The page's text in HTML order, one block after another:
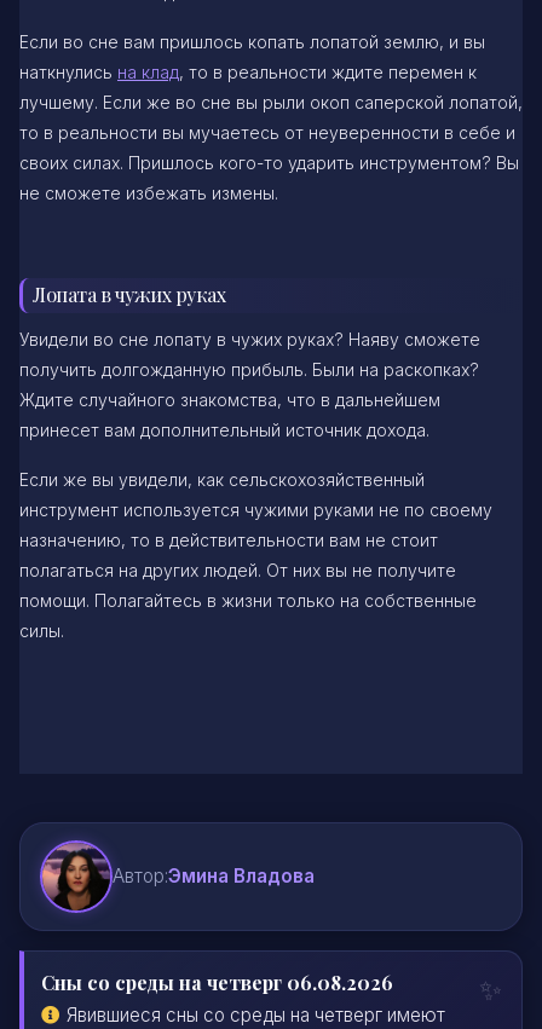
Если во сне вам пришлось копать лопатой землю, и вы
наткнулись на клад, то в реальности ждите перемен к
лучшему. Если же во сне вы рыли окоп саперской лопатой,
то в реальности вы мучаетесь от неуверенности в себе и
своих силах. Пришлось кого-то ударить инструментом? Вы
не сможете избежать измены.
Лопата в чужих руках
Увидели во сне лопату в чужих руках? Наяву сможете
получить долгожданную прибыль. Были на раскопках?
Ждите случайного знакомства, что в дальнейшем
принесет вам дополнительный источник дохода.
Если же вы увидели, как сельскохозяйственный
инструмент используется чужими руками не по своему
назначению, то в действительности вам не стоит
полагаться на других людей. От них вы не получите
помощи. Полагайтесь в жизни только на собственные
силы.
Автор:Эмина Владова
Сны со среды на четверг 06.08.2026
Явившиеся сны со среды на четверг имеют